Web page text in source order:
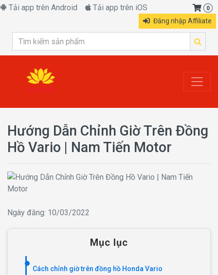
Tải app trên Android Tải app trên iOS
Đăng nhập Affiliate
0
Hướng Dẫn Chỉnh Giờ Trên Đồng
Hồ Vario | Nam Tiến Motor
Ngày đăng: 10/03/2022
Mục lục
Cách chỉnh giờ trên đồng hồ Honda Vario